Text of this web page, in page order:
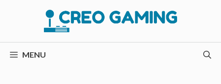
conteúdo
MENU